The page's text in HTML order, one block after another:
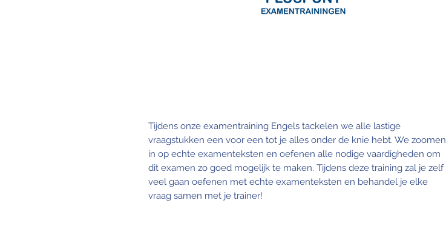
Tijdens onze examentraining Engels tackelen we alle lastige
vraagstukken een voor een tot je alles onder de knie hebt. We zoomen
in op echte examenteksten en oefenen alle nodige vaardigheden om
dit examen zo goed mogelijk te maken. Tijdens deze training zal je zelf
veel gaan oefenen met echte examenteksten en behandel je elke
vraag samen met je trainer!